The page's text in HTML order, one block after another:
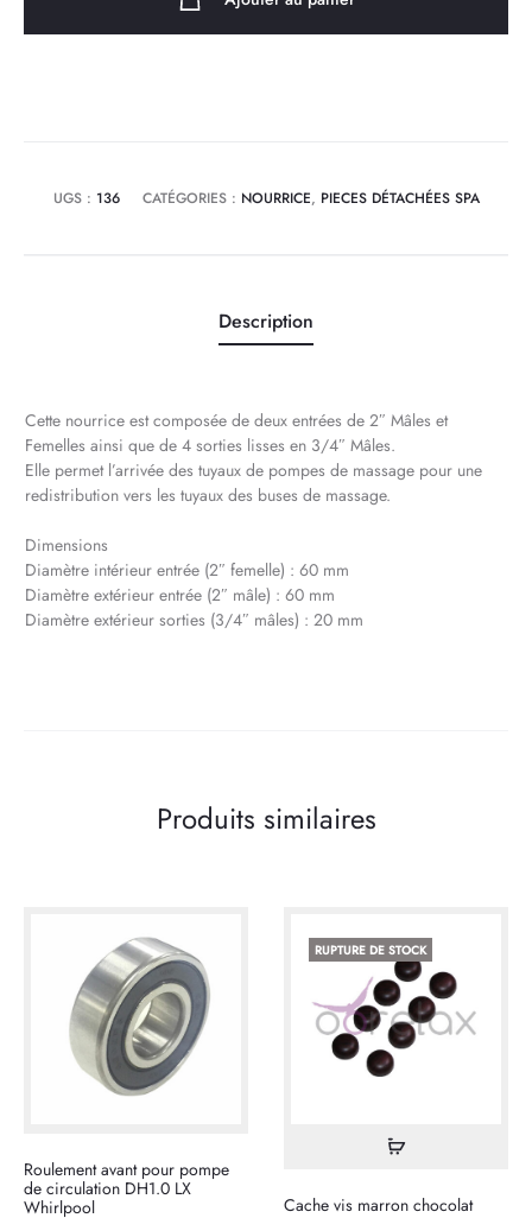
UGS : 136 CATÉGORIES : NOURRICE, PIECES DÉTACHÉES SPA
Description
Cette nourrice est composée de deux entrées de 2″ Mâles et
Femelles ainsi que de 4 sorties lisses en 3/4″ Mâles.
Elle permet l’arrivée des tuyaux de pompes de massage pour une
redistribution vers les tuyaux des buses de massage.
Dimensions
Diamètre intérieur entrée (2″ femelle) : 60 mm
Diamètre extérieur entrée (2″ mâle) : 60 mm
Diamètre extérieur sorties (3/4″ mâles) : 20 mm
Produits similaires
Roulement avant pour pompe
de circulation DH1.0 LX
Whirlpool
RUPTURE DE STOCK
Lire
Cache vis marron chocolat